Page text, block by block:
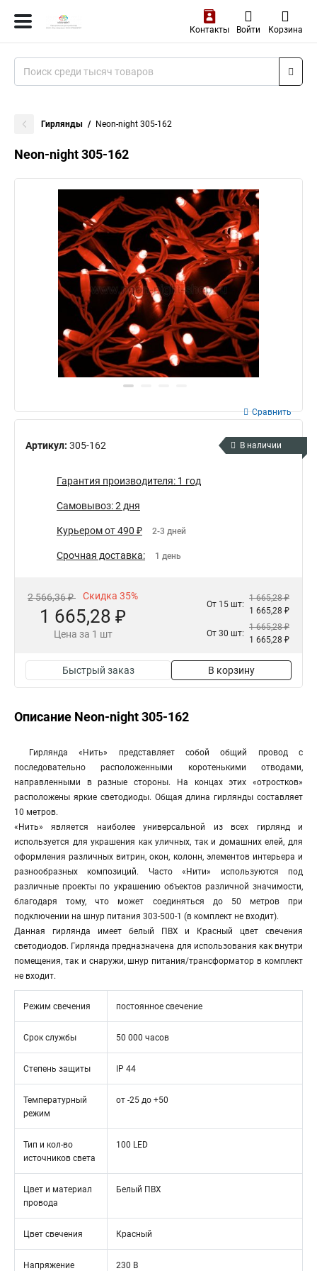
Контакты Войти Корзина
Гирлянды Neon-night 305-162
Neon-night 305-162
Артикул: 305-162
Сравнить
В наличии
Гарантия производителя: 1 год
Самовывоз: 2 дня
Курьером от 490 ₽ 2-3 дней
Срочная доставка: 1 день
2 566,36 ₽ Скидка 35%
1 665,28 ₽
Цена за 1 шт
От 15 шт:
1 665,28 ₽
1 665,28 ₽
От 30 шт:
1 665,28 ₽
1 665,28 ₽
Быстрый заказ В корзину
Описание Neon-night 305-162
Гирлянда «Нить» представляет собой общий провод с
последовательно расположенными коротенькими отводами,
направленными в разные стороны. На концах этих «отростков»
расположены яркие светодиоды. Общая длина гирлянды составляет
10 метров.
«Нить» является наиболее универсальной из всех гирлянд и
используется для украшения как уличных, так и домашних елей, для
оформления различных витрин, окон, колонн, элементов интерьера и
разнообразных композиций. Часто «Нити» используются под
различные проекты по украшению объектов различной значимости,
благодаря тому, что может соединяться до 50 метров при
подключении на шнур питания 303-500-1 (в комплект не входит).
Данная гирлянда имеет белый ПВХ и Красный цвет свечения
светодиодов. Гирлянда предназначена для использования как внутри
помещения, так и снаружи, шнур питания/трансформатор в комплект
не входит.
Режим свечения постоянное свечение
Срок службы 50 000 часов
Степень защиты IP 44
Температурный
режим
от -25 до +50
Тип и кол-во
источников света
100 LED
Цвет и материал
провода
Белый ПВХ
Цвет свечения Красный
Напряжение 230 В